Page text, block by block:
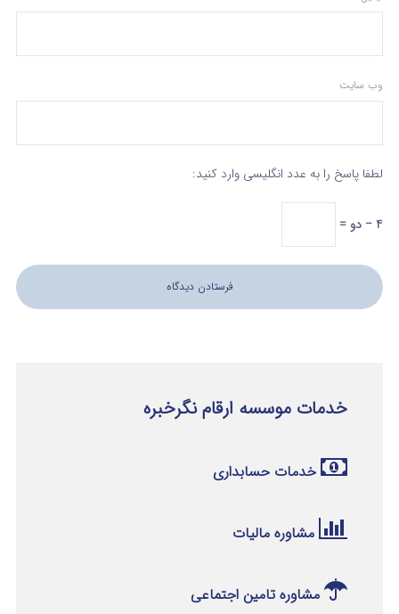
وب‌ سایت
لطفا پاسخ را به عدد انگلیسی وارد کنید:
4 − دو =
خدمات موسسه ارقام نگرخبره
خدمات حسابداری
مشاوره مالیات
مشاوره تامین اجتماعی